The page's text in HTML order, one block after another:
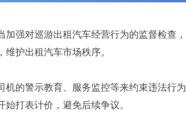
加强对巡游出租汽车经营行为的监督检查
护出租汽车市场秩序。
机的警示教育、服务监控等来约束违法行
打表计价，避免后续争议。